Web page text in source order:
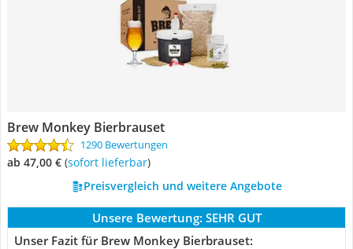
Brew Monkey Bierbrauset
1290 Bewertungen
ab 47,00 € ( Sofort lieferbar)
Preisvergleich und weitere Angebote
Unsere Bewertung: SEHR GUT
Unser Fazit für Brew Monkey Bierbrauset: